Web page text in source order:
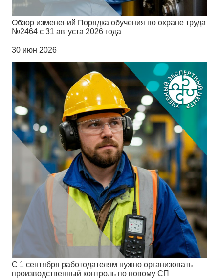
Обзор изменений Порядка обучения по охране труда
№2464 с 31 августа 2026 года
30 июн 2026
С 1 сентября работодателям нужно организовать
производственный контроль по новому СП